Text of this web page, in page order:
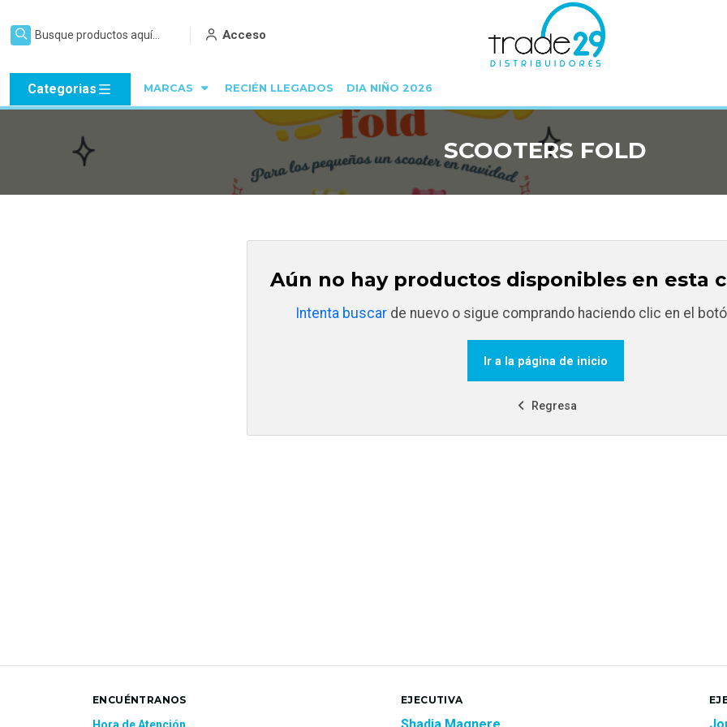
Acceso
Categorias MARCAS RECIÉN LLEGADOS DIA NIÑO 2026
SCOOTERS FOLD
Aún no hay productos disponibles en esta
Intenta buscar de nuevo o sigue comprando haciendo clic en el
Ir a la página de inicio
Regresa
ENCUÉNTRANOS EJECUTIVA